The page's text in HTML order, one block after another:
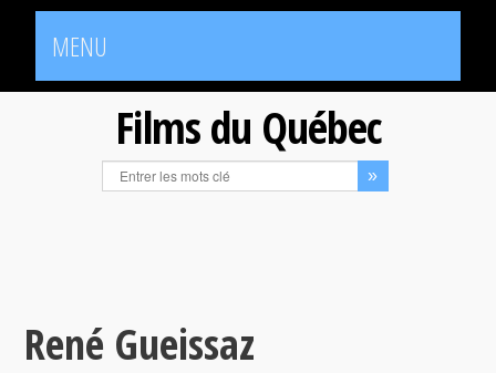
MENU
Films du Québec
René Gueissaz